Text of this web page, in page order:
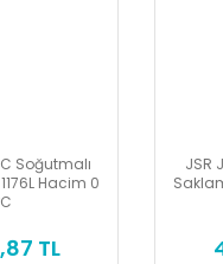
Soğutmalı
Hacim 0
TL
JSR